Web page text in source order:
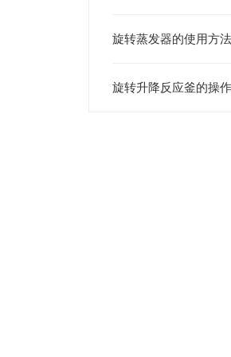
旋转升降反应釜的操